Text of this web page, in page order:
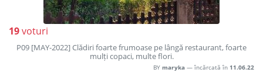
19voturi
P09 [MAY-2022] Clădiri foarte frumoase pe lângă restaurant, foarte
mulți copaci, multe flori.
BY maryka — încărcată în 11.06.22